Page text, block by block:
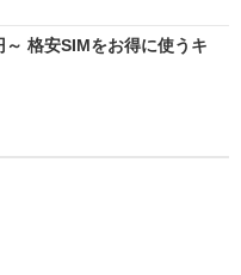
格安SIMをお得に使うキ